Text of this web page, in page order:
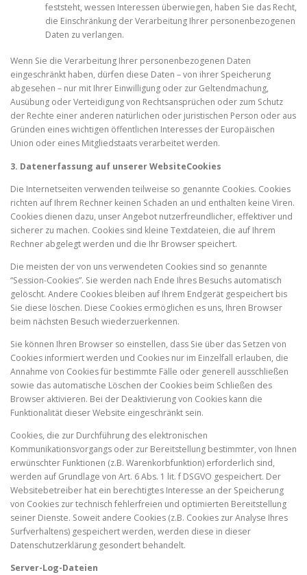
feststeht, wessen Interessen überwiegen, haben Sie das Recht,
die Einschränkung der Verarbeitung Ihrer personenbezogenen
Daten zu verlangen.
Wenn Sie die Verarbeitung Ihrer personenbezogenen Daten
eingeschränkt haben, dürfen diese Daten – von ihrer Speicherung
abgesehen – nur mit Ihrer Einwilligung oder zur Geltendmachung,
Ausübung oder Verteidigung von Rechtsansprüchen oder zum Schutz
der Rechte einer anderen natürlichen oder juristischen Person oder aus
Gründen eines wichtigen öffentlichen Interesses der Europäischen
Union oder eines Mitgliedstaats verarbeitet werden.
3. Datenerfassung auf unserer WebsiteCookies
Die Internetseiten verwenden teilweise so genannte Cookies. Cookies
richten auf Ihrem Rechner keinen Schaden an und enthalten keine Viren.
Cookies dienen dazu, unser Angebot nutzerfreundlicher, effektiver und
sicherer zu machen. Cookies sind kleine Textdateien, die auf Ihrem
Rechner abgelegt werden und die Ihr Browser speichert.
Die meisten der von uns verwendeten Cookies sind so genannte
“Session-Cookies”. Sie werden nach Ende Ihres Besuchs automatisch
gelöscht. Andere Cookies bleiben auf Ihrem Endgerät gespeichert bis
Sie diese löschen. Diese Cookies ermöglichen es uns, Ihren Browser
beim nächsten Besuch wiederzuerkennen.
Sie können Ihren Browser so einstellen, dass Sie über das Setzen von
Cookies informiert werden und Cookies nur im Einzelfall erlauben, die
Annahme von Cookies für bestimmte Fälle oder generell ausschließen
sowie das automatische Löschen der Cookies beim Schließen des
Browser aktivieren. Bei der Deaktivierung von Cookies kann die
Funktionalität dieser Website eingeschränkt sein.
Cookies, die zur Durchführung des elektronischen
Kommunikationsvorgangs oder zur Bereitstellung bestimmter, von Ihnen
erwünschter Funktionen (z.B. Warenkorbfunktion) erforderlich sind,
werden auf Grundlage von Art. 6 Abs. 1 lit. f DSGVO gespeichert. Der
Websitebetreiber hat ein berechtigtes Interesse an der Speicherung
von Cookies zur technisch fehlerfreien und optimierten Bereitstellung
seiner Dienste. Soweit andere Cookies (z.B. Cookies zur Analyse Ihres
Surfverhaltens) gespeichert werden, werden diese in dieser
Datenschutzerklärung gesondert behandelt.
Server-Log-Dateien